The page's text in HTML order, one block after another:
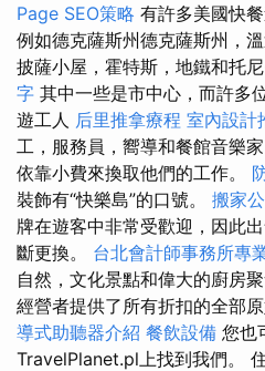
Page SEO策略 有許多美國快
例如德克薩斯州德克薩斯州，溫
披薩小屋，霍特斯，地鐵和托尼
字 其中一些是市中心，而許多
遊工人 后里推拿療程 室內設計
工，服務員，嚮導和餐館音樂家
依靠小費來換取他們的工作。
裝飾有“快樂島”的口號。 搬家
牌在遊客中非常受歡迎，因此
斷更換。 台北會計師事務所專
自然，文化景點和偉大的廚房
經營者提供了所有折扣的全部原
導式助聽器介紹 餐飲設備 您也
TravelPlanet.pl上找到我們。